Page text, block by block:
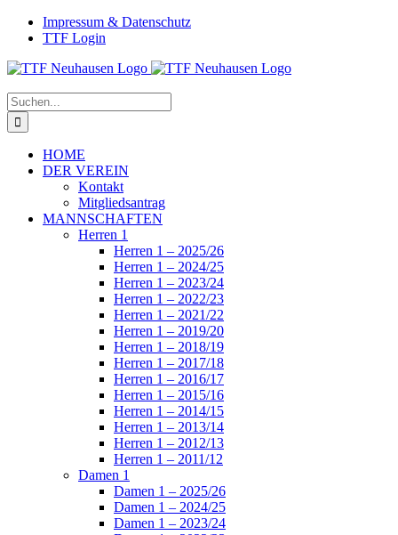
Zum
Inhalt
Facebook
InstagramImpressum & Datenschutz
TTF Login
Suche
nach:
HOME
DER VEREIN
Kontakt
Mitgliedsantrag
MANNSCHAFTEN
Herren 1
Herren 1 – 2025/26
Herren 1 – 2024/25
Herren 1 – 2023/24
Herren 1 – 2022/23
Herren 1 – 2021/22
Herren 1 – 2019/20
Herren 1 – 2018/19
Herren 1 – 2017/18
Herren 1 – 2016/17
Herren 1 – 2015/16
Herren 1 – 2014/15
Herren 1 – 2013/14
Herren 1 – 2012/13
Herren 1 – 2011/12
Damen 1
Damen 1 – 2025/26
Damen 1 – 2024/25
Damen 1 – 2023/24